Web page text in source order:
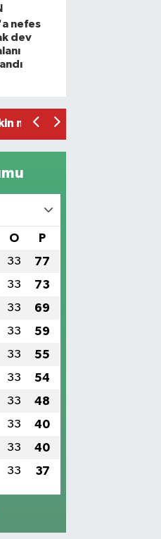
nefes
dev
reçel oldu: Hedef
araç ile motosiklet çarpıştı:
trafik kazası: 2
O P
33 77
33 73
33 69
33 59
33 55
33 54
33 48
33 40
33 40
33 37